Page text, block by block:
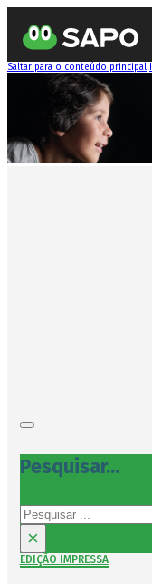
Saltar para o conteúdo principal
Pesquisar...
Pesquisar
×
EDIÇÃO IMPRESSA